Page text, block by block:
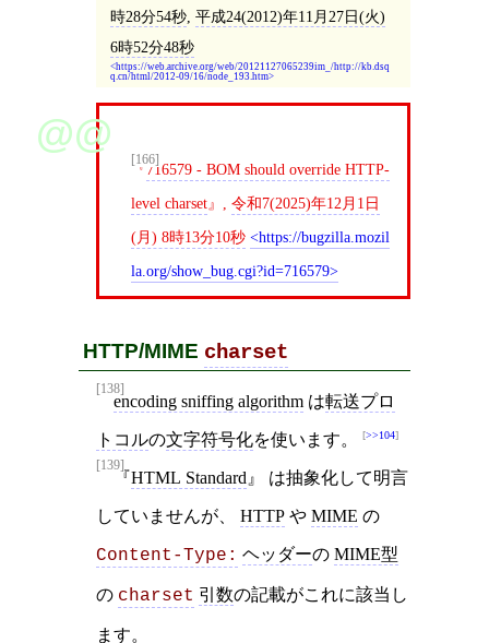
時28分54秒, 平成24(2012)年11月27日(火)
6時52分48秒
https://web.archive.org/web/20121127065239im_/http://kb.dsq
q.cn/html/2012-09/16/node_193.htm
[166]
716579 - BOM should override HTTP-
level charset
, 令和7(2025)年12月1日
(月) 8時13分10秒
https://bugzilla.mozil
la.org/show_bug.cgi?id=716579
HTTP/MIME charset
[138]
encoding sniffing algorithm は転送プロ
トコルの文字符号化を使います。 >>104
[139]
HTML Standard は抽象化して明言
していませんが、 HTTP や MIME の
Content-Type: ヘッダーの MIME型
の charset 引数の記載がこれに該当し
ます。